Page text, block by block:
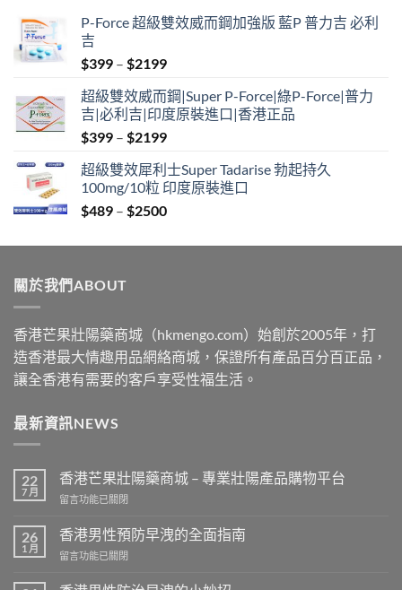
P-Force 超級雙效威而鋼加強版 藍P 普力吉 必利
吉
$399 – $2199Price
$399
through
$2199
超級雙效威而鋼|Super P-Force|綠P-Force|普力
吉|必利吉|印度原裝進口|香港正品
$399 – $2199Price
$399
through
$2199
超級雙效犀利士Super Tadarise 勃起持久
100mg/10粒 印度原裝進口
$489 – $2500Price
$489
關於我們ABOUT
香港芒果壯陽藥商城（hkmengo.com）始創於2005年，打
造香港最大情趣用品網絡商城，保證所有產品百分百正品，
讓全香港有需要的客戶享受性福生活。
最新資訊NEWS
22
7 月
香港芒果壯陽藥商城 – 專業壯陽產品購物平台
在
港
芒
果
留言功能已關閉
26
1 月
香港男性預防早洩的全面指南
在
港
留言功能已關閉